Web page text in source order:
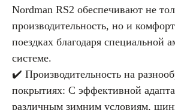
Nordman RS2 обеспечивают не
производительность, но и
поездках благодаря специальной
системе.
✔️ Производительность на
покрытиях: С эффективной
различным зимним условиям,